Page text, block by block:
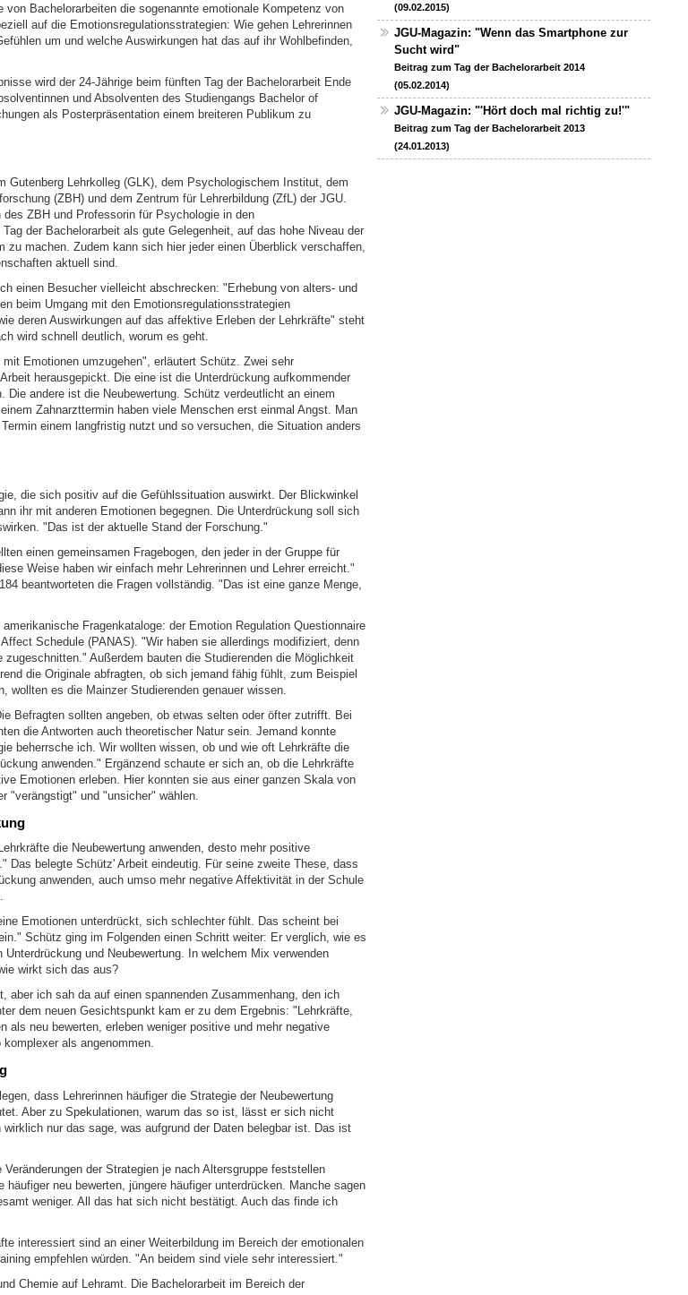
von Bachelorarbeiten die sogenannte emotionale Kompetenz von
auf die Emotionsregulationsstrategien: Wie gehen Lehrerinnen
um und welche Auswirkungen hat das auf ihr Wohlbefinden,
wird der 24-Jährige beim fünften Tag der Bachelorarbeit Ende
und Absolventen des Studiengangs Bachelor of
als Posterpräsentation einem breiteren Publikum zu
Gutenberg Lehrkolleg (GLK), dem Psychologischem Institut, dem
(ZBH) und dem Zentrum für Lehrerbildung (ZfL) der JGU.
ZBH und Professorin für Psychologie in den
der Bachelorarbeit als gute Gelegenheit, auf das hohe Niveau der
zu machen. Zudem kann sich hier jeder einen Überblick verschaffen,
aktuell sind.
einen Besucher vielleicht abschrecken: "Erhebung von alters- und
beim Umgang mit den Emotionsregulationsstrategien
deren Auswirkungen auf das affektive Erleben der Lehrkräfte" steht
wird schnell deutlich, worum es geht.
Emotionen umzugehen", erläutert Schütz. Zwei sehr
herausgepickt. Die eine ist die Unterdrückung aufkommender
Die andere ist die Neubewertung. Schütz verdeutlicht an einem
Zahnarzttermin haben viele Menschen erst einmal Angst. Man
einem langfristig nutzt und so versuchen, die Situation anders
die sich positiv auf die Gefühlssituation auswirkt. Der Blickwinkel
ihr mit anderen Emotionen begegnen. Die Unterdrückung soll sich
"Das ist der aktuelle Stand der Forschung."
einen gemeinsamen Fragebogen, den jeder in der Gruppe für
Weise haben wir einfach mehr Lehrerinnen und Lehrer erreicht."
beantworteten die Fragen vollständig. "Das ist eine ganze Menge,
Fragenkataloge: der Emotion Regulation Questionnaire
Schedule (PANAS). "Wir haben sie allerdings modifiziert, denn
Außerdem bauten die Studierenden die Möglichkeit
die Originale abfragten, ob sich jemand fähig fühlt, zum Beispiel
wollten es die Mainzer Studierenden genauer wissen.
Befragten sollten angeben, ob etwas selten oder öfter zutrifft. Bei
die Antworten auch theoretischer Natur sein. Jemand konnte
beherrsche ich. Wir wollten wissen, ob und wie oft Lehrkräfte die
anwenden." Ergänzend schaute er sich an, ob die Lehrkräfte
Emotionen erleben. Hier konnten sie aus einer ganzen Skala von
"verängstigt" und "unsicher" wählen.
die Neubewertung anwenden, desto mehr positive
Das belegte Schütz' Arbeit eindeutig. Für seine zweite These, dass
anwenden, auch umso mehr negative Affektivität in der Schule
Emotionen unterdrückt, sich schlechter fühlt. Das scheint bei
Schütz ging im Folgenden einen Schritt weiter: Er verglich, wie es
und Neubewertung. In welchem Mix verwenden
wirkt sich das aus?
aber ich sah da auf einen spannenden Zusammenhang, den ich
dem neuen Gesichtspunkt kam er zu dem Ergebnis: "Lehrkräfte,
als neu bewerten, erleben weniger positive und mehr negative
als angenommen.
dass Lehrerinnen häufiger die Strategie der Neubewertung
Aber zu Spekulationen, warum das so ist, lässt er sich nicht
nur das sage, was aufgrund der Daten belegbar ist. Das ist
der Strategien je nach Altersgruppe feststellen
neu bewerten, jüngere häufiger unterdrücken. Manche sagen
weniger. All das hat sich nicht bestätigt. Auch das finde ich
interessiert sind an einer Weiterbildung im Bereich der emotionalen
empfehlen würden. "An beidem sind viele sehr interessiert."
Chemie auf Lehramt. Die Bachelorarbeit im Bereich der
(09.02.2015)
JGU-Magazin: "Wenn das Smartphone zur
Sucht wird"
Beitrag zum Tag der Bachelorarbeit 2014
(05.02.2014)
JGU-Magazin: "'Hört doch mal richtig zu!'"
Beitrag zum Tag der Bachelorarbeit 2013
(24.01.2013)